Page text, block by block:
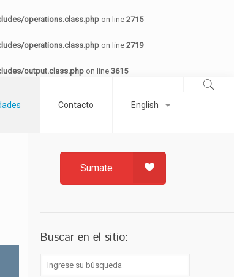
operations.class.php on line 2715
operations.class.php on line 2719
output.class.php on line 3615
Contacto English
Sumate
Buscar en el sitio: